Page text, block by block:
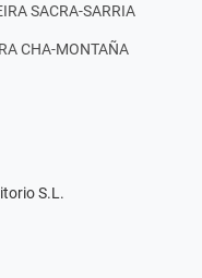
SACRA-SARRIA
CHA-MONTAÑA
S.L.